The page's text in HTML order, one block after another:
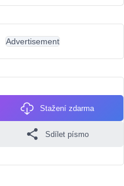
Advertisement
Stažení zdarma
Sdílet písmo